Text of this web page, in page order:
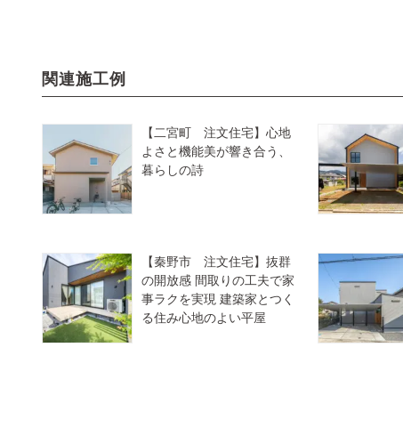
関連施工例
【二宮町 注文住宅】心地
よさと機能美が響き合う、
暮らしの詩
【秦野市 注文住宅】抜群
の開放感 間取りの工夫で家
事ラクを実現 建築家とつく
る住み心地のよい平屋